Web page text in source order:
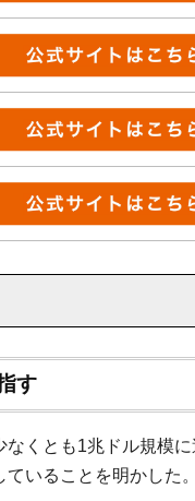
す
くとも1兆ドル規模に
いることを明かした。